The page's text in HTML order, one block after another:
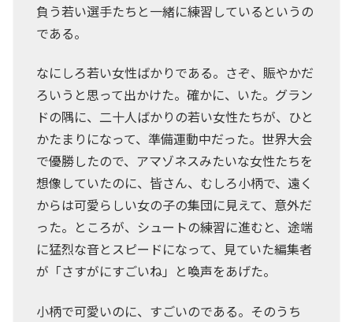
負う若い選手たちと一緒に練習しているというの
である。
なにしろ若い女性ばかりである。さぞ、賑やかだ
ろいうと思って出かけた。確かに、いた。グラン
ドの隅に、二十人ばかりの若い女性たちが、ひと
かたまりになって、準備運動中だった。世界大会
で優勝したので、アマゾネスみたいな女性たちを
想像していたのに、皆さん、むしろ小柄で、遠く
からは可愛らしい女の子の集団に見えて、意外だ
った。ところが、シュートの練習に進むと、途端
に猛烈な音とスピードになって、見ていた編集者
が「さすがにすごいね」と喚声をあげた。
小柄で可愛いのに、すごいのである。そのうち